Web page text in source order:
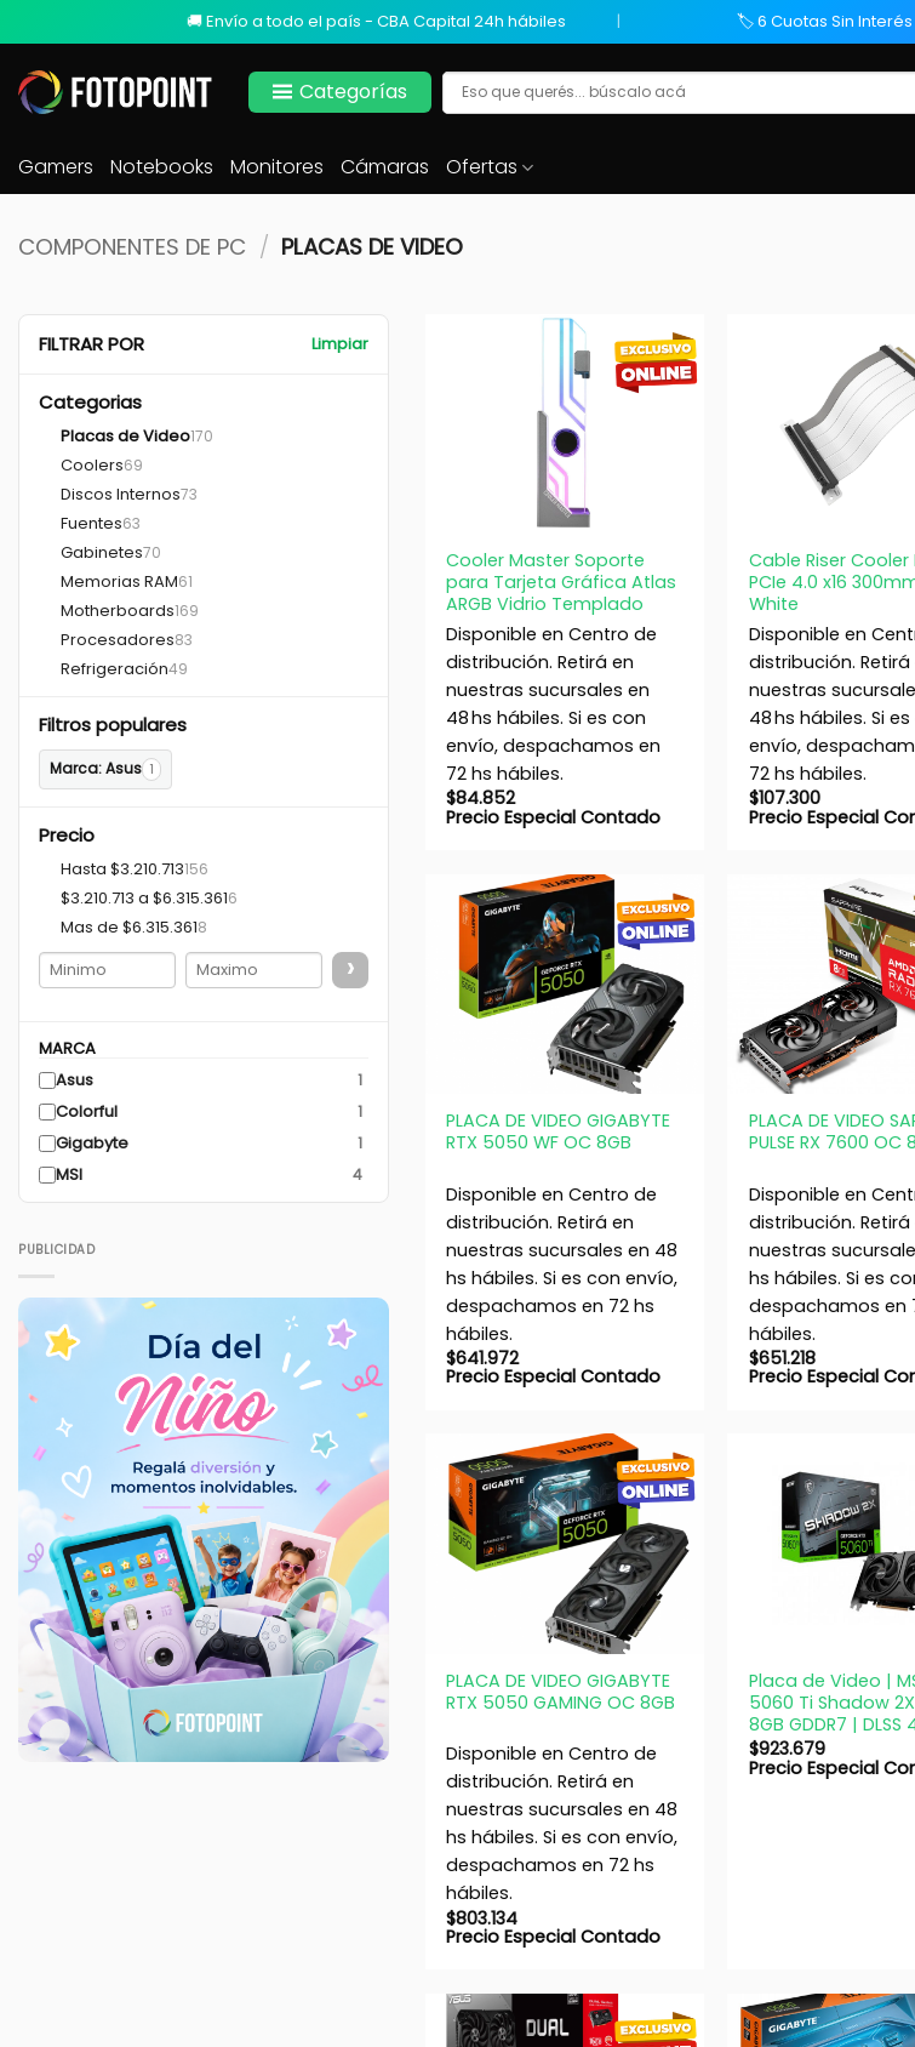
🚚 Envío a todo el país - CBA Capital 24h hábiles 🏷️ 6 Cuotas Sin Interés
Categorías
Gamers Notebooks Monitores Cámaras Ofertas
COMPONENTES DE PC / PLACAS DE VIDEO
FILTRAR POR Limpiar
Categorias
Placas de Video170
Coolers69
Discos Internos73
Fuentes63
Gabinetes70
Memorias RAM61
Motherboards169
Procesadores83
Refrigeración49
Filtros populares
Marca: Asus 1
Precio
Hasta $3.210.713156
$3.210.713 a $6.315.3616
Mas de $6.315.3618
›
MARCA
Asus
1
Colorful 1
Gigabyte 1
MSI 4
PUBLICIDAD
Cooler Master Soporte
para Tarjeta Gráfica Atlas
ARGB Vidrio Templado
Disponible en Centro de
distribución. Retirá en
nuestras sucursales en
48 hs hábiles. Si es con
envío, despachamos en
72 hs hábiles.
$84.852
Precio Especial Contado
Cable Riser
PCIe 4.0 x16
White
Disponible en
distribución. Retirá
nuestras
48 hs hábiles. Si
envío,
72 hs hábiles.
$107.300
Precio Especial
PLACA DE VIDEO GIGABYTE
RTX 5050 WF OC 8GB
Disponible en Centro de
distribución. Retirá en
nuestras sucursales en 48
hs hábiles. Si es con envío,
despachamos en 72 hs
hábiles.
$641.972
Precio Especial Contado
+
PLACA DE VIDEO
PULSE RX 7600 OC
Disponible en
distribución. Retirá
nuestras
hs hábiles. Si es
despachamos en
hábiles.
$651.218
Precio Especial
PLACA DE VIDEO GIGABYTE
RTX 5050 GAMING OC 8GB
Disponible en Centro de
distribución. Retirá en
nuestras sucursales en 48
hs hábiles. Si es con envío,
despachamos en 72 hs
hábiles.
$803.134
Precio Especial Contado
Placa de Video |
5060 Ti Shadow
8GB GDDR7 | DLSS
$923.679
Precio Especial